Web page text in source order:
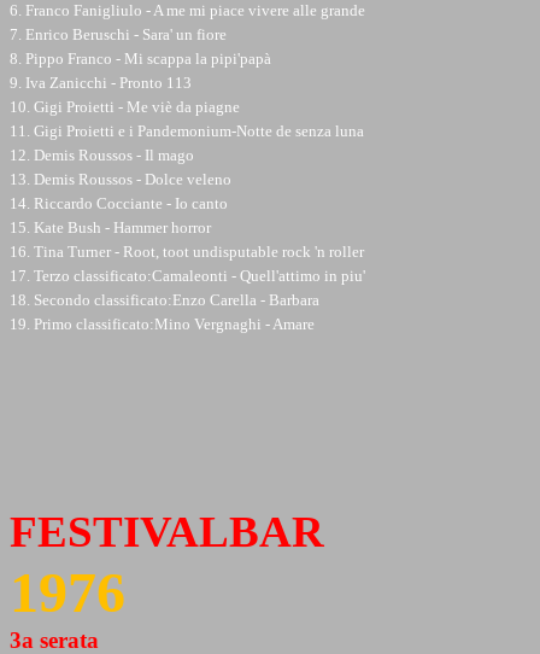
6. Franco Fanigliulo - A me mi piace vivere alle grande
7. Enrico Beruschi - Sara' un fiore
8. Pippo Franco - Mi scappa la pipi'papà
9. Iva Zanicchi - Pronto 113
10. Gigi Proietti - Me viè da piagne
11. Gigi Proietti e i Pandemonium-Notte de senza luna
12. Demis Roussos - Il mago
13. Demis Roussos - Dolce veleno
14. Riccardo Cocciante - Io canto
15. Kate Bush - Hammer horror
16. Tina Turner - Root, toot undisputable rock 'n roller
17. Terzo classificato:Camaleonti - Quell'attimo in piu'
18. Secondo classificato:Enzo Carella - Barbara
19. Primo classificato:Mino Vergnaghi - Amare
FESTIVALBAR
1976
3a serata